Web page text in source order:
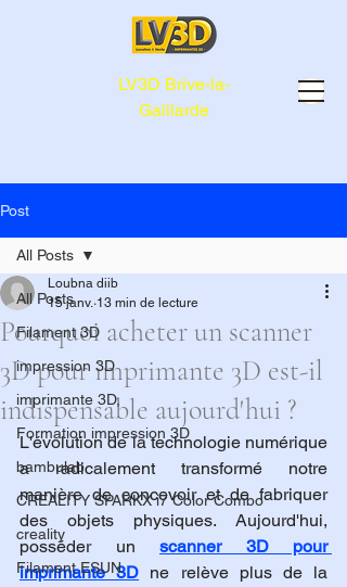
LV3D Brive-la-
Gaillarde
Post
All Posts
Filament 3D
impression 3D
imprimante 3D,
Formation impression 3D
bambulab
CREALITY SPARKX i7 Color Combo
creality
Filament ESUN
All Posts
Pourquoi acheter un scanner
3D pour imprimante 3D est-il
indispensable aujourd'hui ?
Loubna diib
15 janv. 13 min de lecture
L'évolution de la technologie numérique
a radicalement transformé notre
manière de concevoir et de fabriquer
des objets physiques. Aujourd'hui,
posséder un scanner 3D pour
imprimante 3D ne relève plus de la